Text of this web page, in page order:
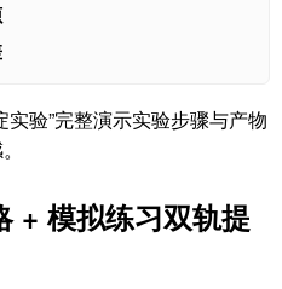
验”完整演示实验步骤与产物
+ 模拟练习双轨提